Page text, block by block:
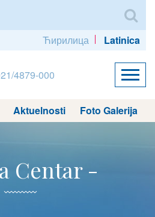
Ћирилица Latinica
4879-000
Aktuelnosti Foto Galerija
Centar -